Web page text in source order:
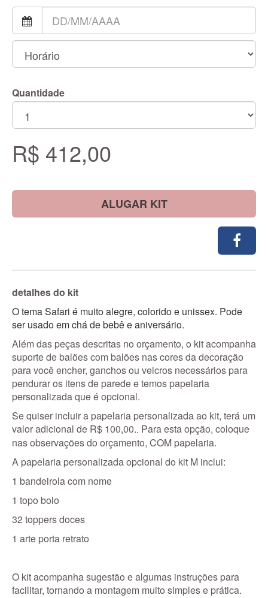
Quantidade
R$ 412,00
ALUGAR KIT
detalhes do kit
O tema Safari é muito alegre, colorido e unissex. Pode
ser usado em chá de bebê e aniversário.
Além das peças descritas no orçamento, o kit acompanha
suporte de balões com balões nas cores da decoração
para você encher, ganchos ou velcros necessários para
pendurar os itens de parede e temos papelaria
personalizada que é opcional.
Se quiser incluir a papelaria personalizada ao kit, terá um
valor adicional de R$ 100,00.. Para esta opção, coloque
nas observações do orçamento, COM papelaria.
A papelaria personalizada opcional do kit M inclui:
1 bandeirola com nome
1 topo bolo
32 toppers doces
1 arte porta retrato
O kit acompanha sugestão e algumas instruções para
facilitar, tornando a montagem muito simples e prática.